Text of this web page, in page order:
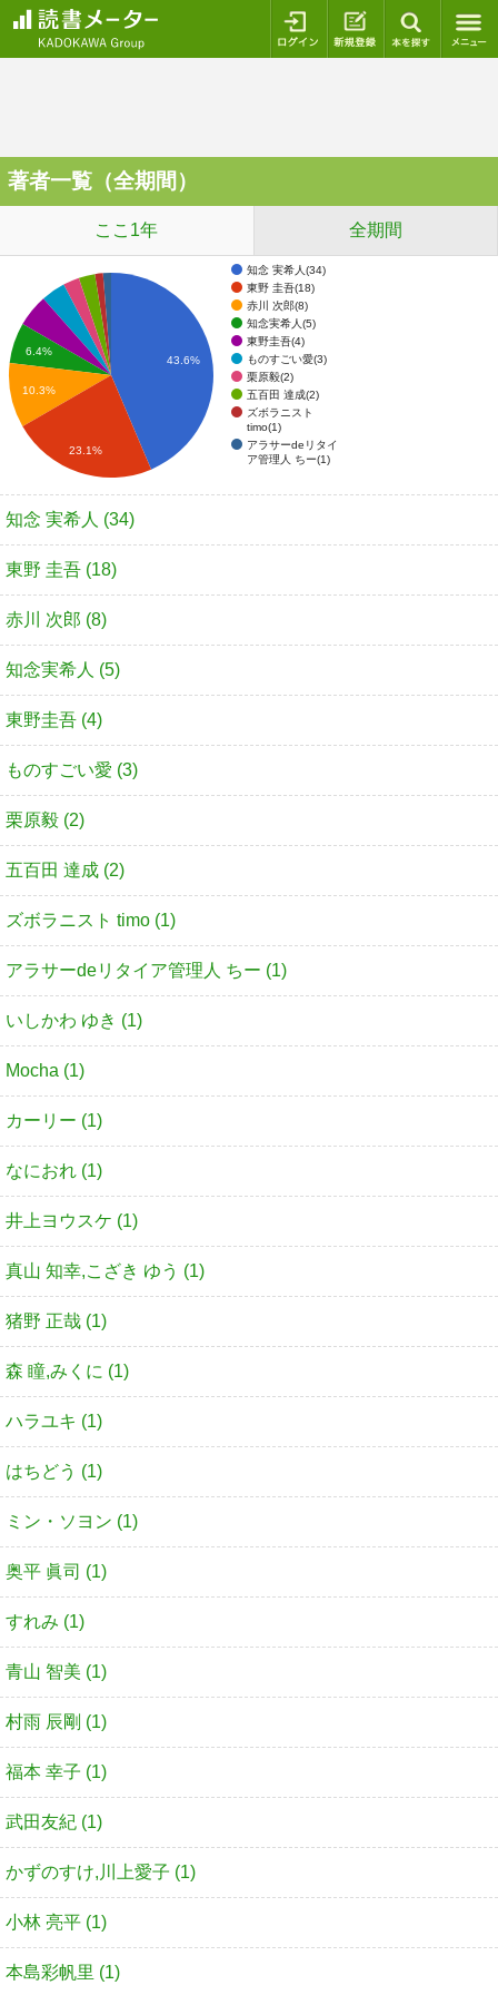
ログイン 新規登録
著者一覧（全期間）
ここ1年 全期間
知念 実希人(34)
東野 圭吾(18)
赤川 次郎(8)
知念実希人(5)
東野圭吾(4)
ものすごい愛(3)
栗原毅(2)
五百田 達成(2)
ズボラニスト
timo(1)
アラサーdeリタイ
ア管理人 ちー(1)
43.6%
6.4%
10.3%
23.1%
知念 実希人 (34)
東野 圭吾 (18)
赤川 次郎 (8)
知念実希人 (5)
東野圭吾 (4)
ものすごい愛 (3)
栗原毅 (2)
五百田 達成 (2)
ズボラニスト timo (1)
アラサーdeリタイア管理人 ちー (1)
いしかわ ゆき (1)
Mocha (1)
カーリー (1)
なにおれ (1)
井上ヨウスケ (1)
真山 知幸,こざき ゆう (1)
猪野 正哉 (1)
森 瞳,みくに (1)
ハラユキ (1)
はちどう (1)
ミン・ソヨン (1)
奥平 眞司 (1)
すれみ (1)
青山 智美 (1)
村雨 辰剛 (1)
福本 幸子 (1)
武田友紀 (1)
かずのすけ,川上愛子 (1)
小林 亮平 (1)
本島彩帆里 (1)